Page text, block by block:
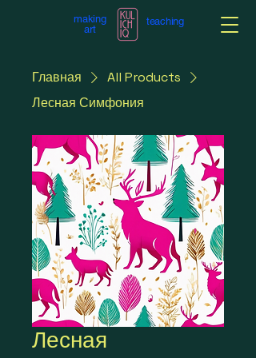
making
art
teaching
Главная
All Products
Лесная Симфония
Лесная